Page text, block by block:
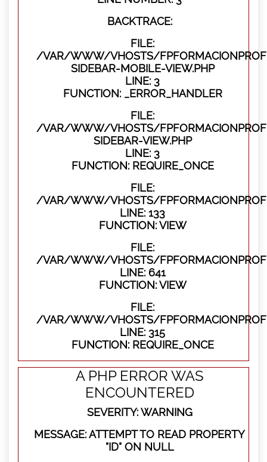
BACKTRACE:
FILE:
/VAR/WWW/VHOSTS/
SIDEBAR-MOBILE-VIEW.PHP
LINE: 3
FUNCTION: _ERROR_HANDLER
FILE:
/VAR/WWW/VHOSTS/
SIDEBAR-VIEW.PHP
LINE: 3
FUNCTION: REQUIRE_ONCE
FILE:
/VAR/WWW/VHOSTS/
LINE: 133
FUNCTION: VIEW
FILE:
/VAR/WWW/VHOSTS/
LINE: 641
FUNCTION: VIEW
FILE:
/VAR/WWW/VHOSTS/
LINE: 315
FUNCTION: REQUIRE_ONCE
A PHP ERROR WAS
ENCOUNTERED
SEVERITY: WARNING
MESSAGE: ATTEMPT TO READ PROPERTY
"ID" ON NULL